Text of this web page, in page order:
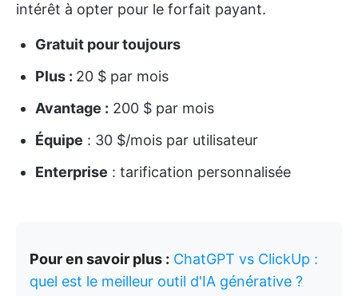
intérêt à opter pour le forfait payant.
Gratuit pour toujours
Plus : 20 $ par mois
Avantage : 200 $ par mois
Équipe : 30 $/mois par utilisateur
Enterprise : tarification personnalisée
Pour en savoir plus : ChatGPT vs ClickUp :
quel est le meilleur outil d'IA générative ?